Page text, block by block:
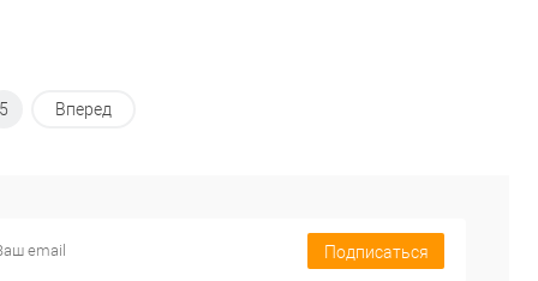
5 Вперед
Подписаться